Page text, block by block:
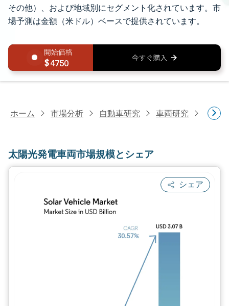
その他）、および地域別にセグメント化されています。市
場予測は金額（米ドル）ベースで提供されています。
4750
ホーム 市場分析 自動車研究 車両研究 太陽
太陽光発電車両市場規模とシェア
シェア
画像 © Mordor Intelligence。再利用には